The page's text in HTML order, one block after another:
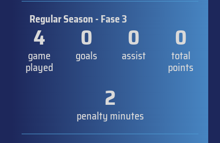
Regular Season - Fase 3
4
game
played
0
goals
0
assist
0
total
points
2
penalty minutes